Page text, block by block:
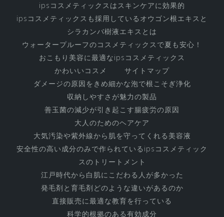
ipsコスメティックスはスキンケアに効果的
ipsコスメティックスも採用しているオウゴン根エキスと
シラカンバ樹液エキスとは
ウォータープルーフのコスメティックスで夏も安心！
おこもり美容に最適なipsコスメティックス
かわいいコスメ
サイトマップ
ダメージの原因をきめ細かな泡で根こそぎ浄化
収納しやすさが魅力の製品
善玉菌の減少が引き起こす腸疲労の原因
大人のためのヘアケア
大気汚染や紫外線から肌を守ってくれる美容液
安全性の高い成分のみで作られているipsコスメティック
スのトリートメント
江戸時代から白肌にこだわる人が多かった
発毛剤と育毛剤どのような違いがあるのか
直接販売に最適な教育を行っている
科学的根拠のある有効成分